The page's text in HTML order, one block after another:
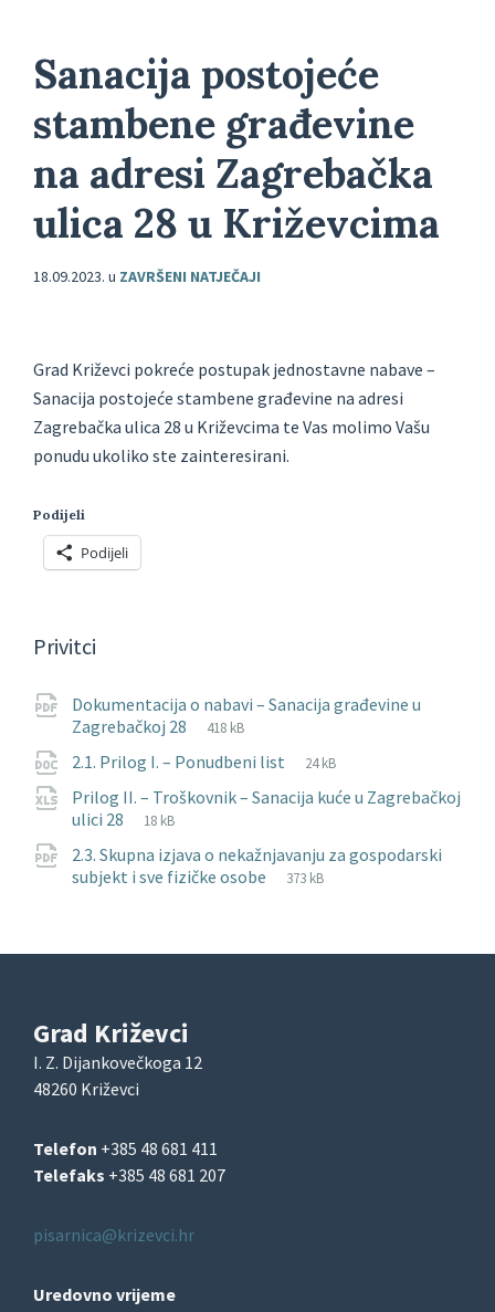
Sanacija postojeće
stambene građevine
na adresi Zagrebačka
ulica 28 u Križevcima
18.09.2023. u ZAVRŠENI NATJEČAJI
Grad Križevci pokreće postupak jednostavne nabave –
Sanacija postojeće stambene građevine na adresi
Zagrebačka ulica 28 u Križevcima te Vas molimo Vašu
ponudu ukoliko ste zainteresirani.
Podijeli
Podijeli
Privitci
Dokumentacija o nabavi – Sanacija građevine u
Zagrebačkoj 28
File
pdf
File
418 kB
2.1. Prilog I. – Ponudbeni list
File
docx
File
24 kB
Prilog II. – Troškovnik – Sanacija kuće u Zagrebačkoj
ulici 28
File
xlsx
File
18 kB
2.3. Skupna izjava o nekažnjavanju za gospodarski
subjekt i sve fizičke osobe
File
pdf
File
373 kB
Grad Križevci
I. Z. Dijankovečkoga 12
48260 Križevci
Telefon +385 48 681 411
Telefaks +385 48 681 207
pisarnica@krizevci.hr
Uredovno vrijeme